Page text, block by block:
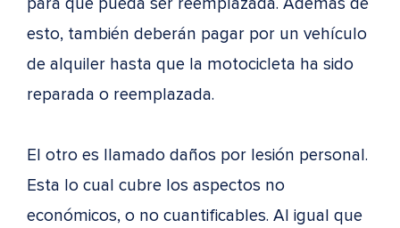
para que pueda ser reemplazada. Además de
esto, también deberán pagar por un vehículo
de alquiler hasta que la motocicleta ha sido
reparada o reemplazada.
El otro es llamado daños por lesión personal.
Esta lo cual cubre los aspectos no
económicos, o no cuantificables. Al igual que